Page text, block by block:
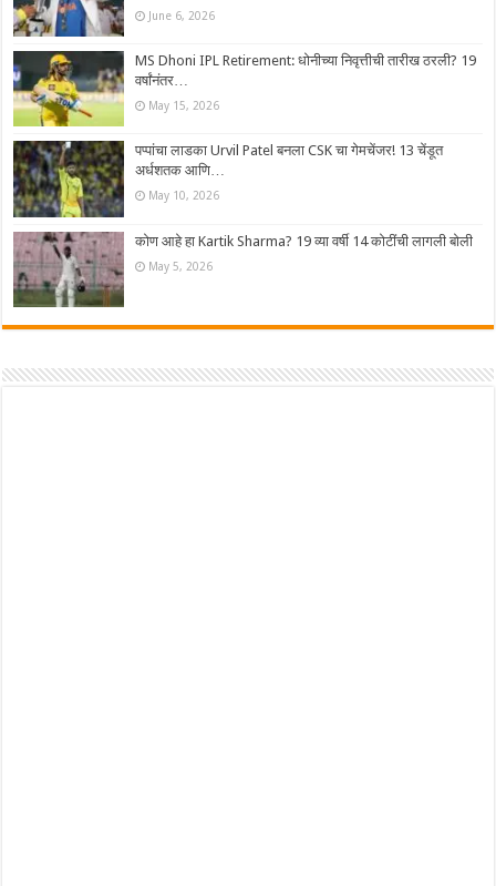
June 6, 2026
MS Dhoni IPL Retirement: धोनीच्या निवृत्तीची तारीख ठरली? 19
वर्षांनंतर…
May 15, 2026
पप्पांचा लाडका Urvil Patel बनला CSK चा गेमचेंजर! 13 चेंडूत
अर्धशतक आणि…
May 10, 2026
कोण आहे हा Kartik Sharma? 19 व्या वर्षी 14 कोटींची लागली बोली
May 5, 2026